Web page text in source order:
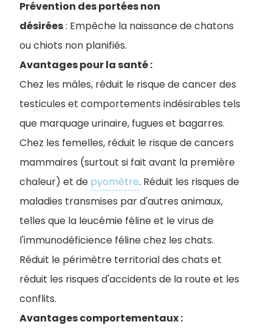
Prévention des portées non
désirées: Empêche la naissance de chatons
ou chiots non planifiés.
Avantages pour la santé :
Chez les mâles, réduit le risque de cancer des
testicules et comportements indésirables tels
que marquage urinaire, fugues et bagarres.
Chez les femelles, réduit le risque de cancers
mammaires (surtout si fait avant la première
chaleur) et de pyomètre. Réduit les risques de
maladies transmises par d'autres animaux,
telles que la leucémie féline et le virus de
l'immunodéficience féline chez les chats.
Réduit le périmètre territorial des chats et
réduit les risques d'accidents de la route et les
conflits.
Avantages comportementaux :